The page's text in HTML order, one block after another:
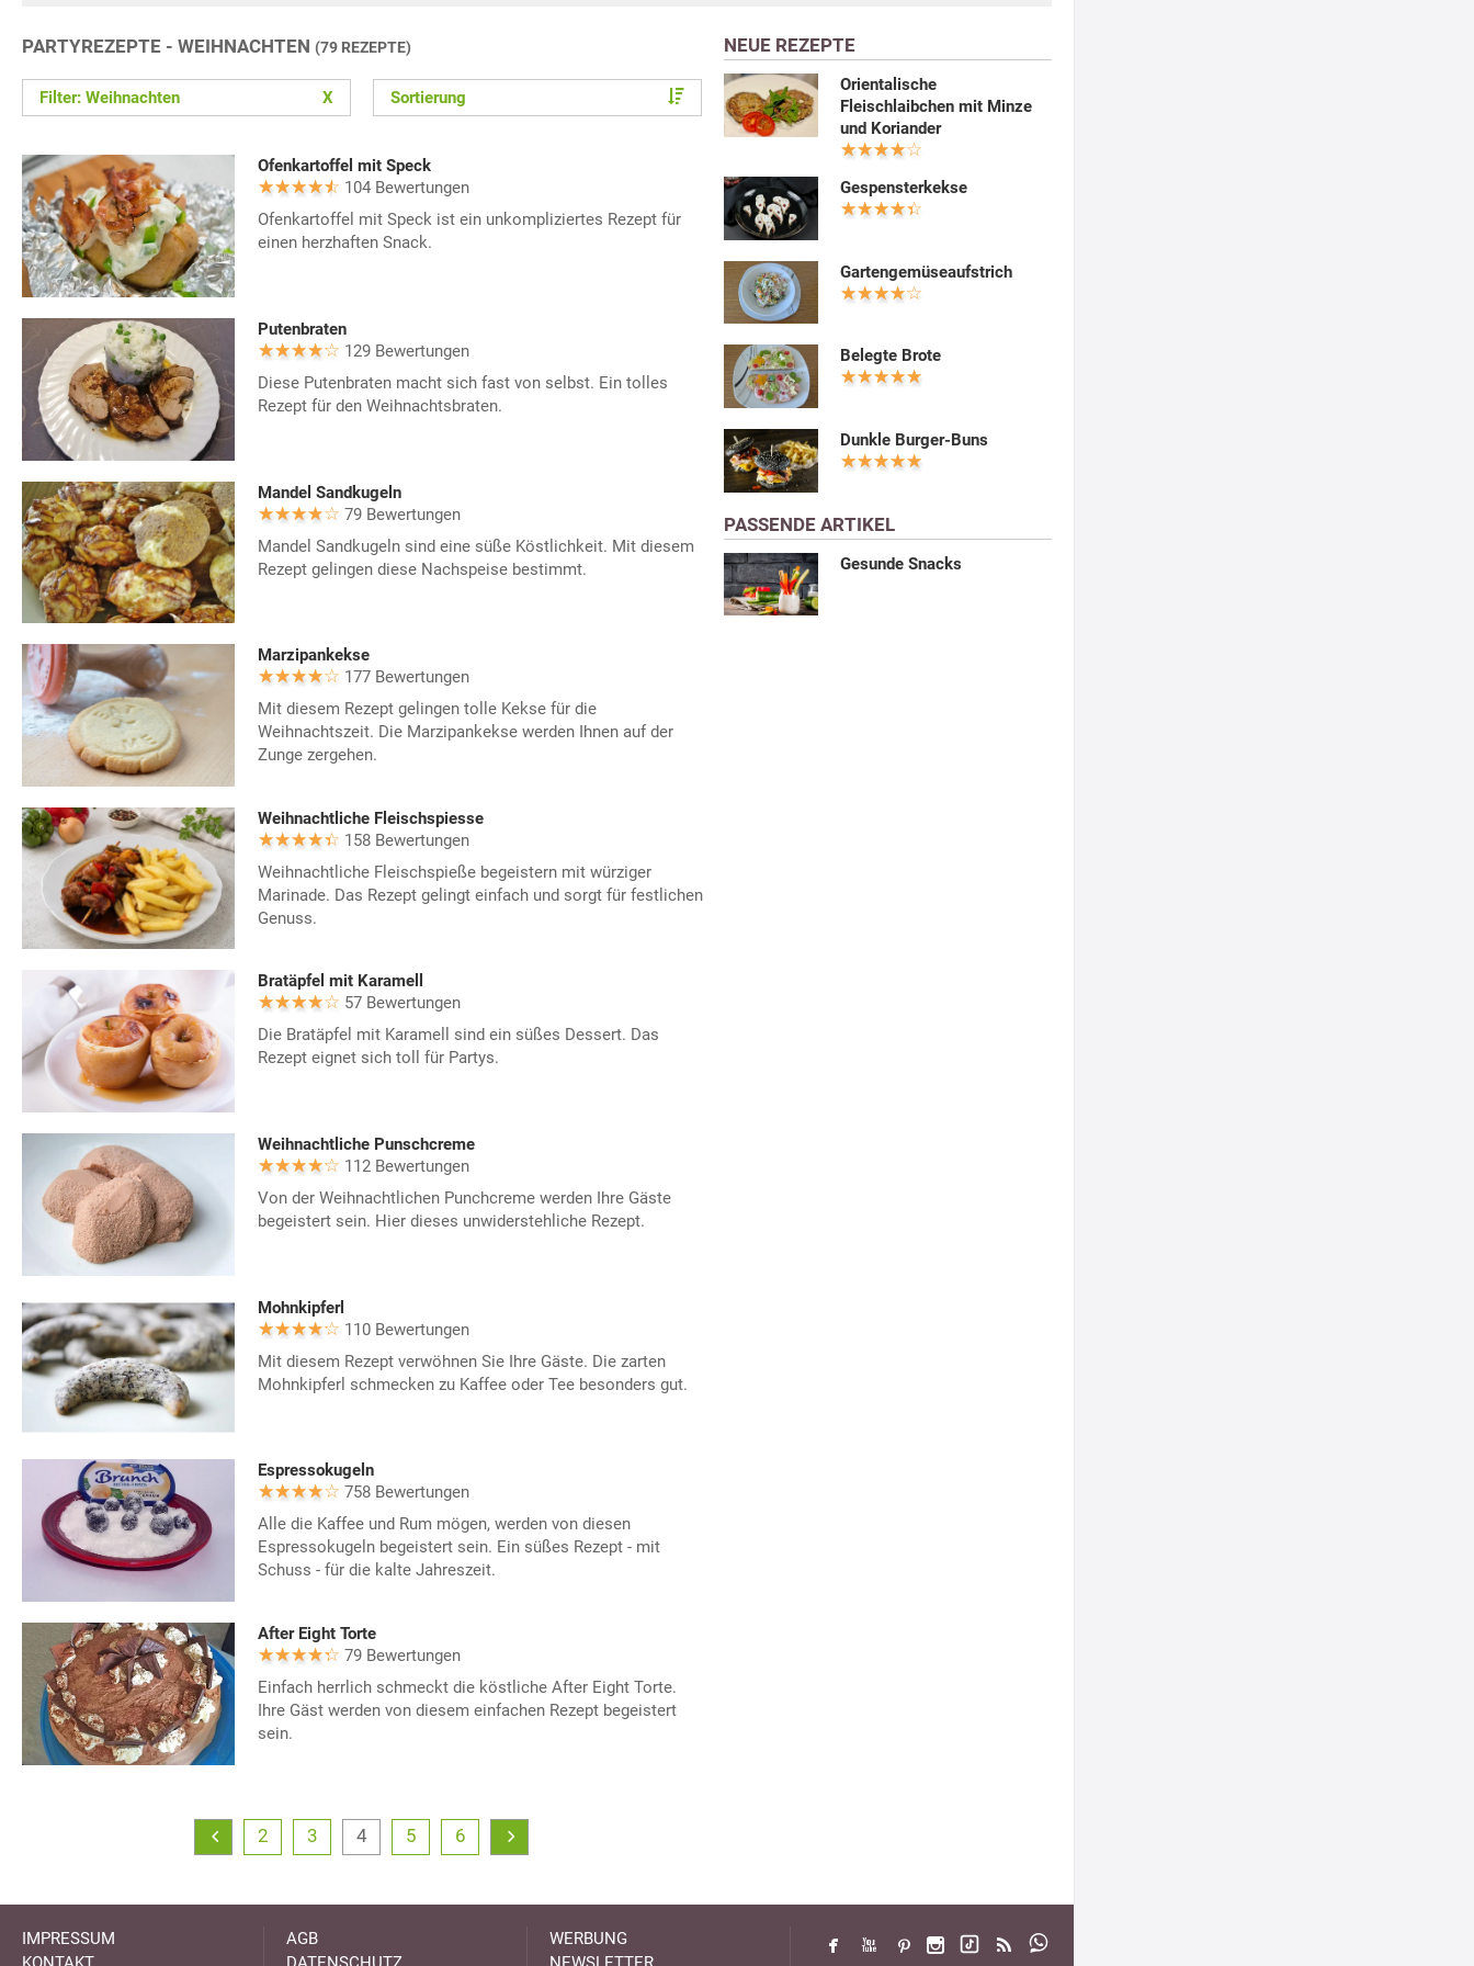
PARTYREZEPTE - WEIHNACHTEN (79 REZEPTE)
Filter: Weihnachten X Sortierung
Ofenkartoffel mit Speck
104 Bewertungen
Ofenkartoffel mit Speck ist ein unkompliziertes Rezept für
einen herzhaften Snack.
Putenbraten
129 Bewertungen
Diese Putenbraten macht sich fast von selbst. Ein tolles
Rezept für den Weihnachtsbraten.
Mandel Sandkugeln
79 Bewertungen
Mandel Sandkugeln sind eine süße Köstlichkeit. Mit diesem
Rezept gelingen diese Nachspeise bestimmt.
Marzipankekse
177 Bewertungen
Mit diesem Rezept gelingen tolle Kekse für die
Weihnachtszeit. Die Marzipankekse werden Ihnen auf der
Zunge zergehen.
Weihnachtliche Fleischspiesse
158 Bewertungen
Weihnachtliche Fleischspieße begeistern mit würziger
Marinade. Das Rezept gelingt einfach und sorgt für festlichen
Genuss.
Bratäpfel mit Karamell
57 Bewertungen
Die Bratäpfel mit Karamell sind ein süßes Dessert. Das
Rezept eignet sich toll für Partys.
Weihnachtliche Punschcreme
112 Bewertungen
Von der Weihnachtlichen Punchcreme werden Ihre Gäste
begeistert sein. Hier dieses unwiderstehliche Rezept.
Mohnkipferl
110 Bewertungen
Mit diesem Rezept verwöhnen Sie Ihre Gäste. Die zarten
Mohnkipferl schmecken zu Kaffee oder Tee besonders gut.
Espressokugeln
758 Bewertungen
Alle die Kaffee und Rum mögen, werden von diesen
Espressokugeln begeistert sein. Ein süßes Rezept - mit
Schuss - für die kalte Jahreszeit.
After Eight Torte
79 Bewertungen
Einfach herrlich schmeckt die köstliche After Eight Torte.
Ihre Gäst werden von diesem einfachen Rezept begeistert
sein.
2 3 4 5 6
NEUE REZEPTE
Orientalische
Fleischlaibchen mit Minze
und Koriander
Gespensterkekse
Gartengemüseaufstrich
Belegte Brote
Dunkle Burger-Buns
PASSENDE ARTIKEL
Gesunde Snacks
IMPRESSUM
AGB
WERBUNG